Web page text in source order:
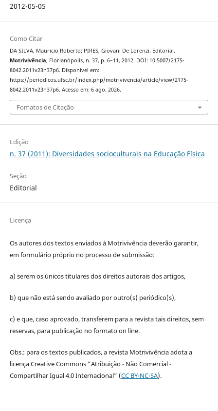
2012-05-05
Como Citar
DA SILVA, Mauricio Roberto; PIRES, Giovani De Lorenzi. Editorial.
Motrivivência, Florianópolis, n. 37, p. 6–11, 2012. DOI: 10.5007/2175-
8042.2011v23n37p6. Disponível em:
https://periodicos.ufsc.br/index.php/motrivivencia/article/view/2175-
8042.2011v23n37p6. Acesso em: 6 ago. 2026.
Fomatos de Citação
Edição
n. 37 (2011): Diversidades socioculturais na Educação Física
Seção
Editorial
Licença
Os autores dos textos enviados à Motrivivência deverão garantir,
em formulário próprio no processo de submissão:
a) serem os únicos titulares dos direitos autorais dos artigos,
b) que não está sendo avaliado por outro(s) periódico(s),
c) e que, caso aprovado, transferem para a revista tais direitos, sem
reservas, para publicação no formato on line.
Obs.: para os textos publicados, a revista Motrivivência adota a
licença Creative Commons “Atribuição - Não Comercial -
Compartilhar Igual 4.0 Internacional” (CC BY-NC-SA).